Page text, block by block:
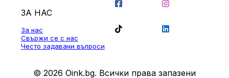
ЗА НАС
За нас
Свържи се с нас
Често задавани въпроси
© 2026 Oink.bg. Всички права запазени